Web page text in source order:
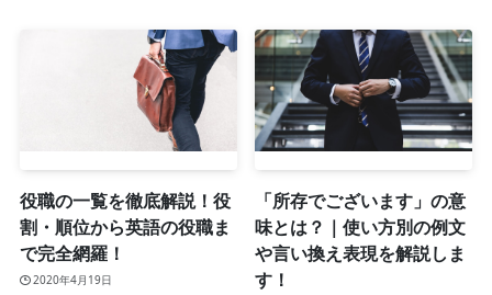
役職の一覧を徹底解説！役
割・順位から英語の役職ま
で完全網羅！
2020年4月19日
「所存でございます」の意
味とは？｜使い方別の例文
や言い換え表現を解説しま
す！